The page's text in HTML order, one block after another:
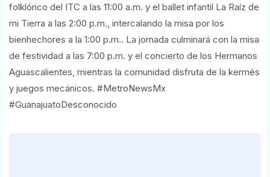
folklórico del ITC a las 11:00 a.m. y el ballet infantil La Raíz de
mi Tierra a las 2:00 p.m., intercalando la misa por los
bienhechores a la 1:00 p.m.. La jornada culminará con la misa
de festividad a las 7:00 p.m. y el concierto de los Hermanos
Aguascalientes, mientras la comunidad disfruta de la kermés
y juegos mecánicos. #MetroNewsMx
#GuanajuatoDesconocido